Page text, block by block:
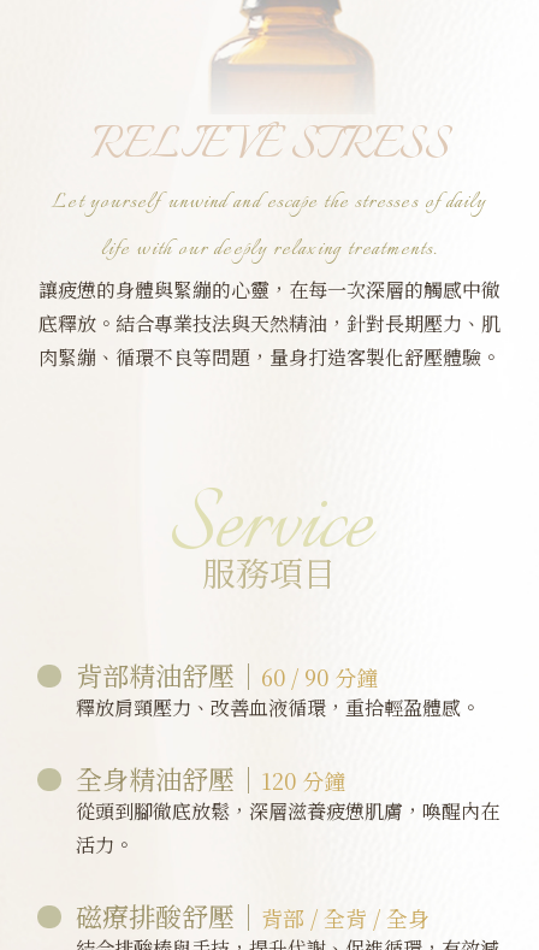
RELIEVE STRESS
Let yourself unwind and escape the stresses of daily
life with our deeply relaxing treatments.
讓疲憊的身體與緊繃的心靈，在每一次深層的觸感中徹
底釋放。結合專業技法與天然精油，針對長期壓力、肌
肉緊繃、循環不良等問題，量身打造客製化舒壓體驗。
Service
服務項目
背部精油舒壓｜ 60 / 90 分鐘
釋放肩頸壓力、改善血液循環，重拾輕盈體感。
全身精油舒壓｜ 120 分鐘
從頭到腳徹底放鬆，深層滋養疲憊肌膚，喚醒內在
活力。
磁療排酸舒壓｜ 背部 / 全背 / 全身